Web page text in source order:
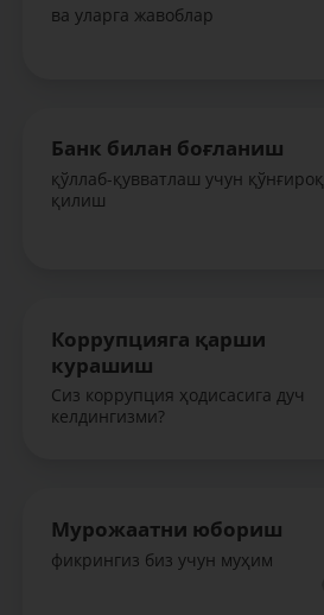
ва уларга жавоблар
Банк билан боғланиш
қўллаб-қувватлаш учун қўнғироқ
қилиш
Коррупцияга қарши
курашиш
Сиз коррупция ҳодисасига дуч
келдингизми?
Мурожаатни юбориш
фикрингиз биз учун муҳим